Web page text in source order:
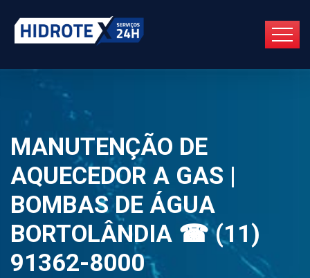
MANUTENÇÃO DE
AQUECEDOR A GAS |
BOMBAS DE ÁGUA
BORTOLÂNDIA ☎ (11)
91362-8000